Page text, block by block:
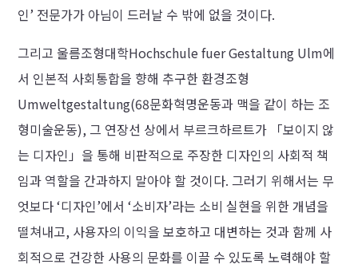
인’ 전문가가 아님이 드러날 수 밖에 없을 것이다.
그리고 울름조형대학Hochschule fuer Gestaltung Ulm에
서 인본적 사회통합을 향해 추구한 환경조형
Umweltgestaltung(68문화혁명운동과 맥을 같이 하는 조
형미술운동), 그 연장선 상에서 부르크하르트가 「보이지 않
는 디자인」을 통해 비판적으로 주장한 디자인의 사회적 책
임과 역할을 간과하지 말아야 할 것이다. 그러기 위해서는 무
엇보다 ‘디자인’에서 ‘소비자’라는 소비 실현을 위한 개념을
떨쳐내고, 사용자의 이익을 보호하고 대변하는 것과 함께 사
회적으로 건강한 사용의 문화를 이끌 수 있도록 노력해야 할